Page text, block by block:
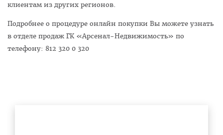
клиентам из других регионов.
Подробнее о процедуре онлайн покупки Вы можете узнать
в отделе продаж ГК «Арсенал-Недвижимость» по
телефону: 812 320 0 320